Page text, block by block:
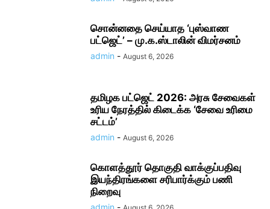
சொன்னதை செய்யாத ‘புஸ்வாண
பட்ஜெட்’ – மு.க.ஸ்டாலின் விமர்சனம்
admin - August 6, 2026
தமிழக பட்ஜெட் 2026: அரசு சேவைகள்
உரிய நேரத்தில் கிடைக்க ‘சேவை உரிமை
சட்டம்’
admin - August 6, 2026
கொளத்தூர் தொகுதி வாக்குப்பதிவு
இயந்திரங்களை சரிபார்க்கும் பணி
நிறைவு